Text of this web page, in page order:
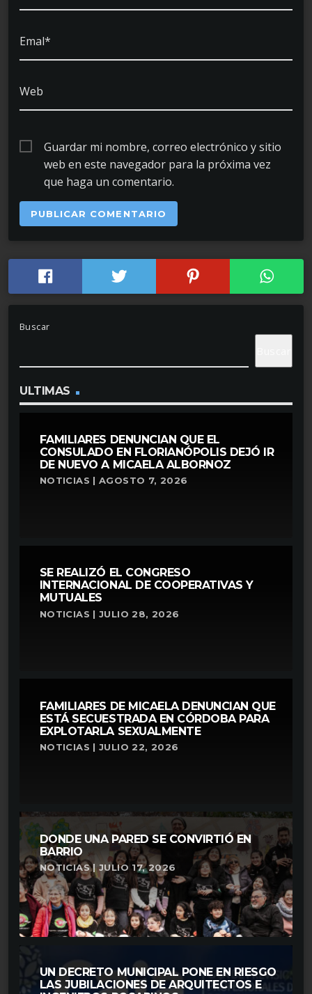
Emal*
Web
Guardar mi nombre, correo electrónico y sitio
web en este navegador para la próxima vez
que haga un comentario.
Buscar
ULTIMAS
FAMILIARES DENUNCIAN QUE EL
CONSULADO EN FLORIANÓPOLIS DEJÓ IR
DE NUEVO A MICAELA ALBORNOZ
NOTICIAS | AGOSTO 7, 2026
SE REALIZÓ EL CONGRESO
INTERNACIONAL DE COOPERATIVAS Y
MUTUALES
NOTICIAS | JULIO 28, 2026
FAMILIARES DE MICAELA DENUNCIAN QUE
ESTÁ SECUESTRADA EN CÓRDOBA PARA
EXPLOTARLA SEXUALMENTE
NOTICIAS | JULIO 22, 2026
DONDE UNA PARED SE CONVIRTIÓ EN
BARRIO
NOTICIAS | JULIO 17, 2026
UN DECRETO MUNICIPAL PONE EN RIESGO
LAS JUBILACIONES DE ARQUITECTOS E